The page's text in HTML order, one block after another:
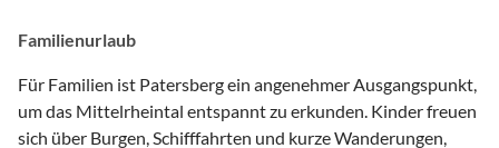
Familienurlaub
Für Familien ist Patersberg ein angenehmer Ausgangspunkt,
um das Mittelrheintal entspannt zu erkunden. Kinder freuen
sich über Burgen, Schifffahrten und kurze Wanderungen,